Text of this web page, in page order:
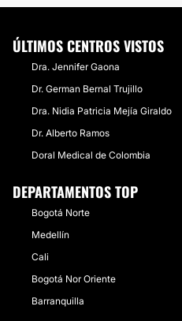
ÚLTIMOS CENTROS VISTOS
Dra. Jennifer Gaona
Dr. German Bernal Trujillo
Dra. Nidia Patricia Mejía Giraldo
Dr. Alberto Ramos
Doral Medical de Colombia
DEPARTAMENTOS TOP
Bogotá Norte
Medellín
Cali
Bogotá Nor Oriente
Barranquilla